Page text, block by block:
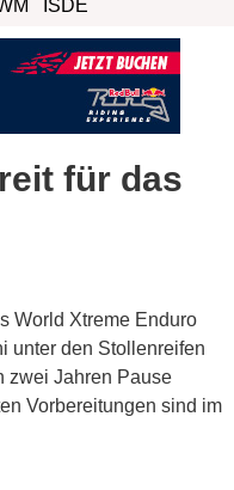
ISDE
für das
World Xtreme Enduro
unter den Stollenreifen
zwei Jahren Pause
Vorbereitungen sind im